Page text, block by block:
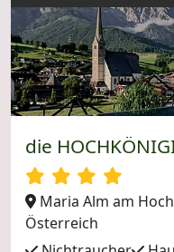
die
Maria Alm am
Österreich